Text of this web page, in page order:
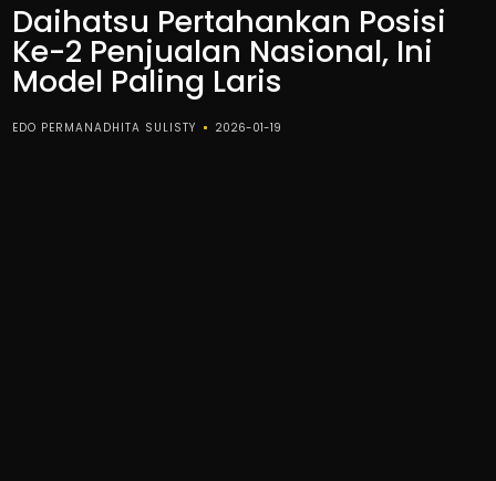
Daihatsu Pertahankan Posisi
Ke-2 Penjualan Nasional, Ini
Model Paling Laris
EDO PERMANADHITA SULISTY 2026-01-19